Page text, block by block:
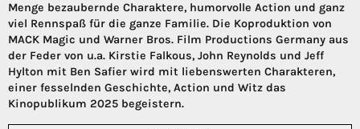
Menge bezaubernde Charaktere, humorvolle Action und ganz
viel Rennspaß für die ganze Familie. Die Koproduktion von
MACK Magic und Warner Bros. Film Productions Germany aus
der Feder von u.a. Kirstie Falkous, John Reynolds und Jeff
Hylton mit Ben Safier wird mit liebenswerten Charakteren,
einer fesselnden Geschichte, Action und Witz das
Kinopublikum 2025 begeistern.